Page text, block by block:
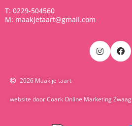
T: 0229-504560
M: maakjetaart@gmail.com
2026 Maak je taart
website door Coark Online Marketing Zwaag